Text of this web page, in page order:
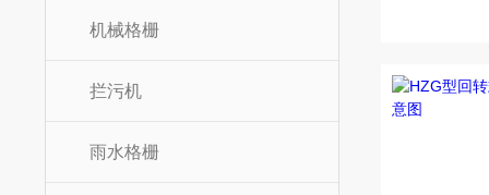
机械格栅
拦污机
雨水格栅